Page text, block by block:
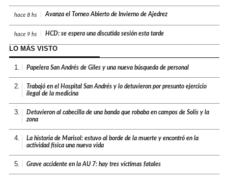
hace 8 hs Avanza el Torneo Abierto de Invierno de Ajedrez
hace 9 hs HCD: se espera una discutida sesión esta tarde
LO MÁS VISTO
1. Papelera San Andrés de Giles y una nueva búsqueda de personal
2.
Trabajó en el Hospital San Andrés y lo detuvieron por presunto ejercicio
ilegal de la medicina
3.
Detuvieron al cabecilla de una banda que robaba en campos de Solís y la
zona
4.
La historia de Marisol: estuvo al borde de la muerte y encontró en la
actividad física una nueva vida
5. Grave accidente en la AU 7: hay tres víctimas fatales